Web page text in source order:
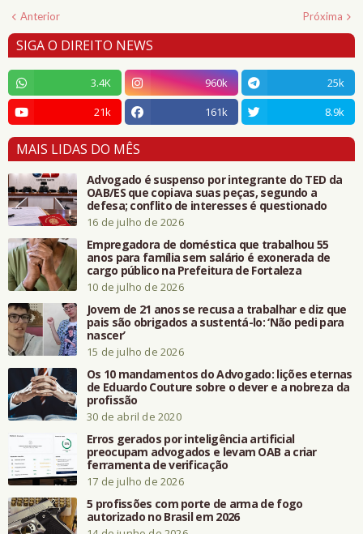
Anterior Próxima
SIGA O DIREITO NEWS
3.4K 960k
25k
21k
161k 8.9k
MAIS LIDAS DO MÊS
Advogado é suspenso por integrante do TED da
OAB/ES que copiava suas peças, segundo a
defesa; conflito de interesses é questionado
16 de julho de 2026
Empregadora de doméstica que trabalhou 55
anos para família sem salário é exonerada de
cargo público na Prefeitura de Fortaleza
10 de julho de 2026
Jovem de 21 anos se recusa a trabalhar e diz que
pais são obrigados a sustentá-lo: ‘Não pedi para
nascer’
15 de julho de 2026
Os 10 mandamentos do Advogado: lições eternas
de Eduardo Couture sobre o dever e a nobreza da
profissão
30 de abril de 2020
Erros gerados por inteligência artificial
preocupam advogados e levam OAB a criar
ferramenta de verificação
17 de julho de 2026
5 profissões com porte de arma de fogo
autorizado no Brasil em 2026